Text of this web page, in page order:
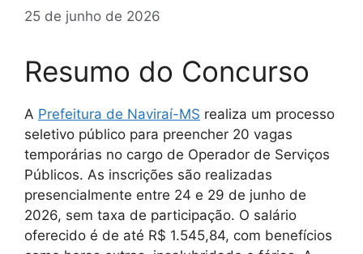
25 de junho de 2026
Resumo do Concurso
A Prefeitura de Naviraí-MS realiza um processo
seletivo público para preencher 20 vagas
temporárias no cargo de Operador de Serviços
Públicos. As inscrições são realizadas
presencialmente entre 24 e 29 de junho de
2026, sem taxa de participação. O salário
oferecido é de até R$ 1.545,84, com benefícios